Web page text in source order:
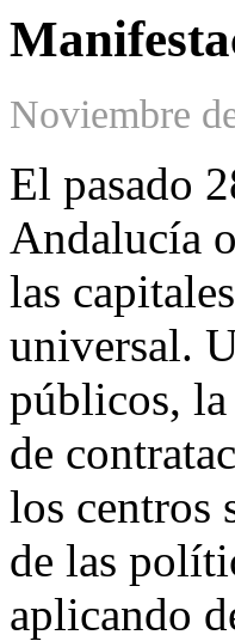
Noviembre
El pasado
Andalucía
las
universal.
públicos,
de
los centros
de las
aplicando